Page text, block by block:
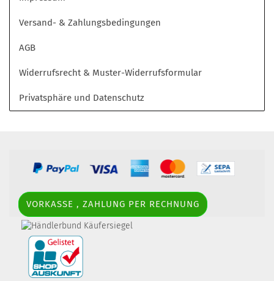
Versand- & Zahlungsbedingungen
AGB
Widerrufsrecht & Muster-Widerrufsformular
Privatsphäre und Datenschutz
VORKASSE , ZAHLUNG PER RECHNUNG